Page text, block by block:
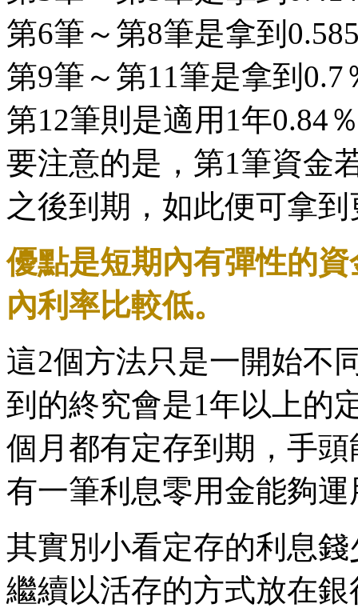
第6筆～第8筆是拿到
第9筆～第11筆是拿到0.7
第12筆則是適用1年0.84
要注意的是，第1筆資金
之後到期，如此便可拿
優點是短期內有彈性的
內利率比較低。
這2個方法只是一開始不
到的終究會是1年以上的
個月都有定存到期，手
有一筆利息零用金能夠運
其實別小看定存的利息
繼續以活存的方式放在